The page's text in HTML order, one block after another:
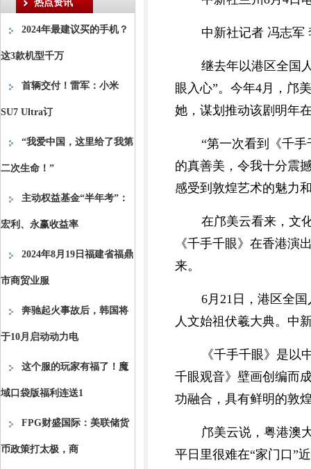
热点资讯
2024年最建议买的手机？
这3款机型千万
首辆交付！雷军：小米
SU7 Ultra订
“我爱中国，这里给了我第
二次生命！”
主动权益基金“半年考”：
宏利、永赢收益率
2024年8月19日福建省福鼎
市商贸业服
奔驰起火事故后，韩国将
于10月启动动力电
这个服的玩家有福了！魔
域口袋版福利连送1
FPG财盛国际：美联储货
币政策打太极，商
中新社记者 冯志军
继去年以港区全国
眼入心”。今年4月，邝
她，谋划推动该剧明年
“第一次看到《千
的真善美，令我十分震
感受到敦煌艺术的魅力
在邝美云看来，文
《千手千眼》在香港演
来。
6月21日，港区全
人文始祖伏羲大典。中
《千手千眼》是
千眼观音》壁画创编而
功融合，具有鲜明的敦
邝美云说，粤港澳
平日里很难在“家门口”